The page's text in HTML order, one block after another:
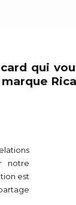
qui
notre
est